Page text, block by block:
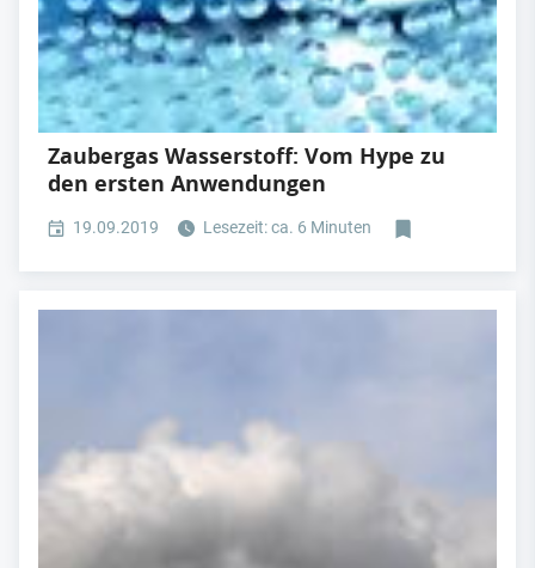
Zaubergas Wasserstoff: Vom Hype zu
den ersten Anwendungen
19.09.2019 Lesezeit: ca. 6 Minuten